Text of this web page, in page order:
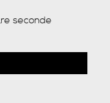
seconde